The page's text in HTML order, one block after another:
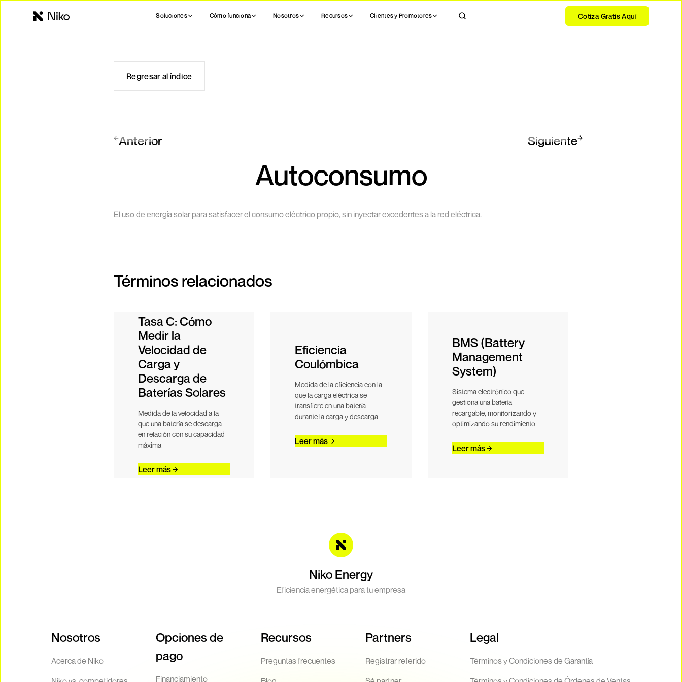
Soluciones Cómo funciona Nosotros Recursos Clientes y Promotores Cotiza Gratis Aquí
Regresar al índice
Anterior Siguiente
Autoconsumo
El uso de energía solar para satisfacer el consumo eléctrico propio, sin inyectar excedentes a la red eléctrica.
Términos relacionados
Tasa C: Cómo
Medir la
Velocidad de
Carga y
Descarga de
Baterías Solares
Medida de la velocidad a la
que una batería se descarga
en relación con su capacidad
máxima
Leer más
Eficiencia
Coulómbica
Medida de la eficiencia con la
que la carga eléctrica se
transfiere en una batería
durante la carga y descarga
Leer más
BMS (Battery
Management
System)
Sistema electrónico que
gestiona una batería
recargable, monitorizando y
optimizando su rendimiento
Leer más
Niko Energy
Eficiencia energética para tu empresa
Nosotros
Acerca de Niko
Opciones de
pago
Financiamiento
Recursos
Preguntas frecuentes
Partners
Registrar referido
Legal
Términos y Condiciones de Garantía